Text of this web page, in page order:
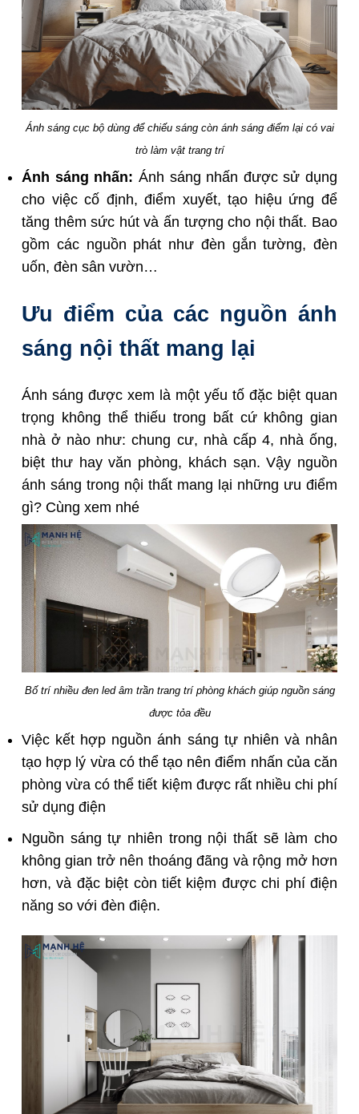
Ánh sáng cục bộ dùng để chiếu sáng còn ánh sáng điểm lại có vai
trò làm vật trang trí
Ánh sáng nhấn: Ánh sáng nhấn được sử dụng
cho việc cố định, điểm xuyết, tạo hiệu ứng để
tăng thêm sức hút và ấn tượng cho nội thất. Bao
gồm các nguồn phát như đèn gắn tường, đèn
uốn, đèn sân vườn…
Ưu điểm của các nguồn ánh
sáng nội thất mang lại
Ánh sáng được xem là một yếu tố đặc biệt quan
trọng không thể thiếu trong bất cứ không gian
nhà ở nào như: chung cư, nhà cấp 4, nhà ống,
biệt thư hay văn phòng, khách sạn. Vậy nguồn
ánh sáng trong nội thất mang lại những ưu điểm
gì? Cùng xem nhé
Bố trí nhiều đen led âm trần trang trí phòng khách giúp nguồn sáng
được tỏa đều
Việc kết hợp nguồn ánh sáng tự nhiên và nhân
tạo hợp lý vừa có thể tạo nên điểm nhấn của căn
phòng vừa có thể tiết kiệm được rất nhiều chi phí
sử dụng điện
Nguồn sáng tự nhiên trong nội thất sẽ làm cho
không gian trở nên thoáng đãng và rộng mở hơn
hơn, và đặc biệt còn tiết kiệm được chi phí điện
năng so với đèn điện.